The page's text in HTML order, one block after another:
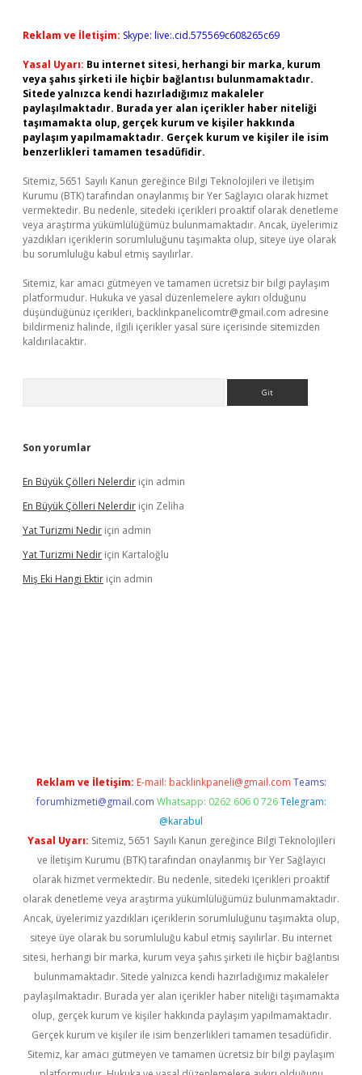
Reklam ve İletişim: Skype: live:.cid.575569c608265c69
Yasal Uyarı: Bu internet sitesi, herhangi bir marka, kurum
veya şahıs şirketi ile hiçbir bağlantısı bulunmamaktadır.
Sitede yalnızca kendi hazırladığımız makaleler
paylaşılmaktadır. Burada yer alan içerikler haber niteliği
taşımamakta olup, gerçek kurum ve kişiler hakkında
paylaşım yapılmamaktadır. Gerçek kurum ve kişiler ile isim
benzerlikleri tamamen tesadüfidir.
Sitemiz, 5651 Sayılı Kanun gereğince Bilgi Teknolojileri ve İletişim
Kurumu (BTK) tarafından onaylanmış bir Yer Sağlayıcı olarak hizmet
vermektedir. Bu nedenle, sitedeki içerikleri proaktif olarak denetleme
veya araştırma yükümlülüğümüz bulunmamaktadır. Ancak, üyelerimiz
yazdıkları içeriklerin sorumluluğunu taşımakta olup, siteye üye olarak
bu sorumluluğu kabul etmiş sayılırlar.
Sitemiz, kar amacı gütmeyen ve tamamen ücretsiz bir bilgi paylaşım
platformudur. Hukuka ve yasal düzenlemelere aykırı olduğunu
düşündüğünüz içerikleri, backlinkpanelicomtr@gmail.com adresine
bildirmeniz halinde, ilgili içerikler yasal süre içerisinde sitemizden
kaldırılacaktır.
Son yorumlar
En Büyük Çölleri Nelerdir için admin
En Büyük Çölleri Nelerdir için Zeliha
Yat Turizmi Nedir için admin
Yat Turizmi Nedir için Kartaloğlu
Miş Eki Hangi Ektir için admin
Reklam ve İletişim: E-mail: backlinkpaneli@gmail.com Teams:
forumhizmeti@gmail.com Whatsapp: 0262 606 0 726 Telegram:
@karabul
Yasal Uyarı: Sitemiz, 5651 Sayılı Kanun gereğince Bilgi Teknolojileri
ve İletişim Kurumu (BTK) tarafından onaylanmış bir Yer Sağlayıcı
olarak hizmet vermektedir. Bu nedenle, sitedeki içerikleri proaktif
olarak denetleme veya araştırma yükümlülüğümüz bulunmamaktadır.
Ancak, üyelerimiz yazdıkları içeriklerin sorumluluğunu taşımakta olup,
siteye üye olarak bu sorumluluğu kabul etmiş sayılırlar. Bu internet
sitesi, herhangi bir marka, kurum veya şahıs şirketi ile hiçbir bağlantısı
bulunmamaktadır. Sitede yalnızca kendi hazırladığımız makaleler
paylaşılmaktadır. Burada yer alan içerikler haber niteliği taşımamakta
olup, gerçek kurum ve kişiler hakkında paylaşım yapılmamaktadır.
Gerçek kurum ve kişiler ile isim benzerlikleri tamamen tesadüfidir.
Sitemiz, kar amacı gütmeyen ve tamamen ücretsiz bir bilgi paylaşım